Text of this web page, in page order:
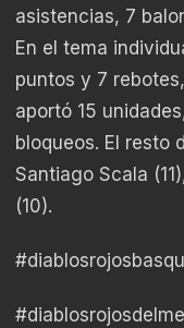
asistencias, 7
En el tema
puntos y 7
aportó 15
bloqueos. El resto
Santiago Scala
(10).